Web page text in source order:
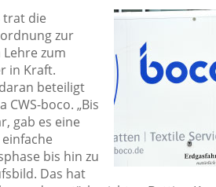
trat die
zur
zum
in Kraft.
beteiligt
CWS-boco. „Bis
gab es eine
bis hin zu
Das hat